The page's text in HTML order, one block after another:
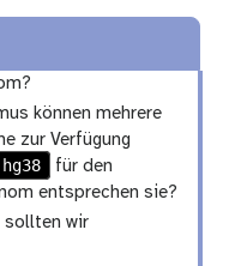
können mehrere
zur Verfügung
hg38
für den
entsprechen sie?
sollten wir